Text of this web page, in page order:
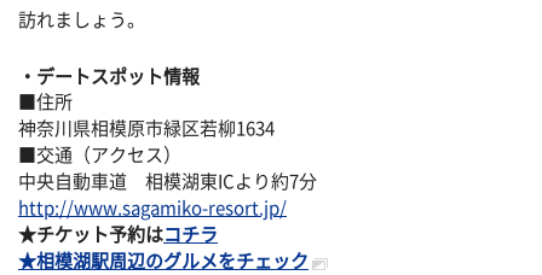
訪れましょう。
デートスポット情報
■住所
神奈川県相模原市緑区若柳1634
■交通（アクセス）
中央自動車道 相模湖東ICより約7分
http://www.sagamiko-resort.jp/
★チケット予約はコチラ
★相模湖駅周辺のグルメをチェック